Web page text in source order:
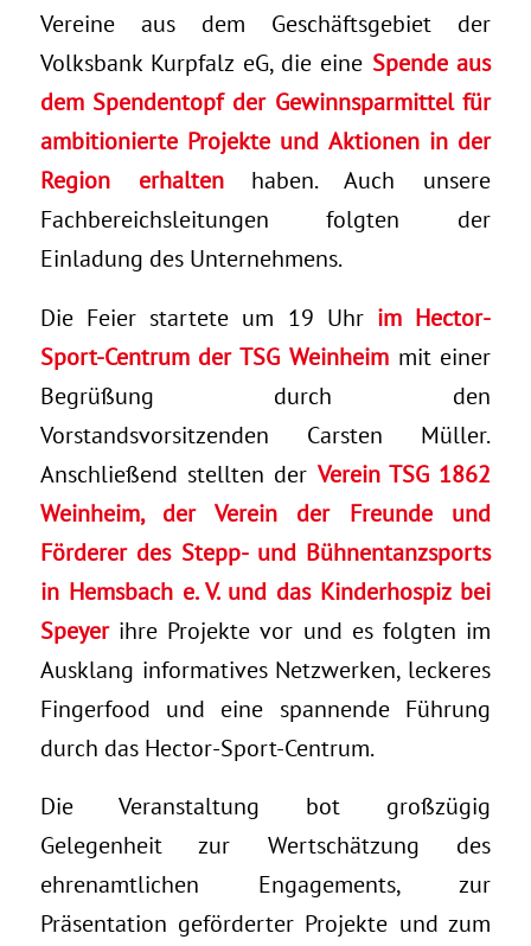
Vereine aus dem Geschäftsgebiet der
Volksbank Kurpfalz eG, die eine Spende aus
dem Spendentopf der Gewinnsparmittel für
ambitionierte Projekte und Aktionen in der
Region erhaltenhaben. Auch unsere
Fachbereichsleitungen folgten der
Einladung des Unternehmens.
Die Feier startete um 19 Uhr im Hector-
Sport-Centrum der TSG Weinheimmit einer
Begrüßung durch den
Vorstandsvorsitzenden Carsten Müller.
Anschließend stellten der Verein TSG 1862
Weinheim, der Verein der Freunde und
Förderer des Stepp- und Bühnentanzsports
in Hemsbach e. V. und das Kinderhospiz bei
Speyerihre Projekte vor und es folgten im
Ausklang informatives Netzwerken, leckeres
Fingerfood und eine spannende Führung
durch das Hector-Sport-Centrum.
Die Veranstaltung bot großzügig
Gelegenheit zur Wertschätzung des
ehrenamtlichen Engagements, zur
Präsentation geförderter Projekte und zum